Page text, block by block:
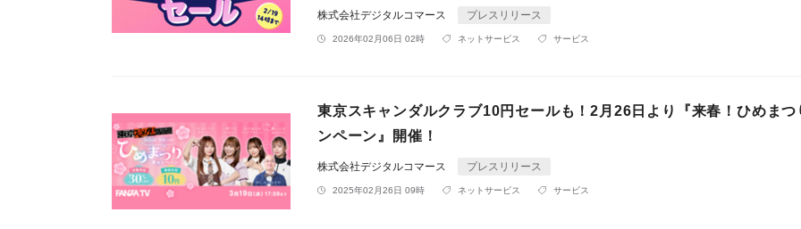
株式会社デジタルコマース プレスリリース
2026年02月06日 02時 ネットサービス サービス
東京スキャンダルクラブ10円セールも！2月26日より『来春！ひめまつ
ンペーン』開催！
株式会社デジタルコマース プレスリリース
2025年02月26日 09時 ネットサービス サービス